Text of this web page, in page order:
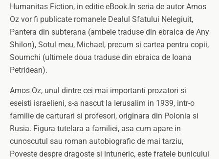
Humanitas Fiction, in editie eBook.In seria de autor Amos
Oz vor fi publicate romanele Dealul Sfatului Nelegiuit,
Pantera din subterana (ambele traduse din ebraica de Any
Shilon), Sotul meu, Michael, precum si cartea pentru copii,
Soumchi (ultimele doua traduse din ebraica de Ioana
Petridean).
Amos Oz, unul dintre cei mai importanti prozatori si
eseisti israelieni, s-a nascut la Ierusalim in 1939, intr-o
familie de carturari si profesori, originara din Polonia si
Rusia. Figura tutelara a familiei, asa cum apare in
cunoscutul sau roman autobiografic de mai tarziu,
Poveste despre dragoste si intuneric, este fratele bunicului